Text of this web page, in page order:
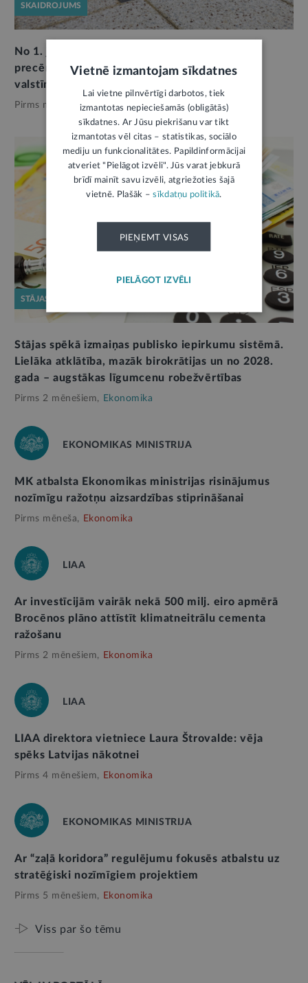
SKAIDROJUMS
No 1. jūlija ievieš trīs eiro muitas nodokli par
precēm zemas vērtības sūtījumos no trešajām
valstīm
Pirms mēneša, Ekonomika
STĀJAS SPĒKĀ
Stājas spēkā izmaiņas publisko iepirkumu sistēmā.
Lielāka atklātība, mazāk birokrātijas un no 2028.
gada – augstākas līgumcenu robežvērtības
Pirms 2 mēnešiem, Ekonomika
EKONOMIKAS MINISTRIJA
MK atbalsta Ekonomikas ministrijas risinājumus
nozīmīgu ražotņu aizsardzības stiprināšanai
Pirms mēneša, Ekonomika
LIAA
Ar investīcijām vairāk nekā 500 milj. eiro apmērā
Brocēnos plāno attīstīt klimatneitrālu cementa
ražošanu
Pirms 2 mēnešiem, Ekonomika
LIAA
LIAA direktora vietniece Laura Štrovalde: vēja
spēks Latvijas nākotnei
Pirms 4 mēnešiem, Ekonomika
EKONOMIKAS MINISTRIJA
Ar “zaļā koridora” regulējumu fokusēs atbalstu uz
stratēģiski nozīmīgiem projektiem
Pirms 5 mēnešiem, Ekonomika
Viss par šo tēmu
Vietnē izmantojam sīkdatnes
Lai vietne pilnvērtīgi darbotos, tiek
izmantotas nepieciešamās (obligātās)
sīkdatnes. Ar Jūsu piekrišanu var tikt
izmantotas vēl citas – statistikas, sociālo
mediju un funkcionalitātes. Papildinformācijai
atveriet "Pielāgot izvēli". Jūs varat jebkurā
brīdī mainīt savu izvēli, atgriežoties šajā
vietnē. Plašāk –sīkdatņu politikā.
PIEŅEMT VISAS
PIELĀGOT IZVĒLI